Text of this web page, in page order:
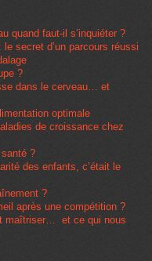
quand faut-il s’inquiéter ?
secret d’un parcours réussi
?
dans le cerveau… et
optimale
de croissance chez
?
des enfants, c’était le
?
après une compétition ?
maîtriser… et ce qui nous